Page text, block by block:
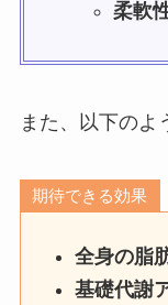
柔
また、以下のよ
期待できる効果
全身の脂
基礎代謝